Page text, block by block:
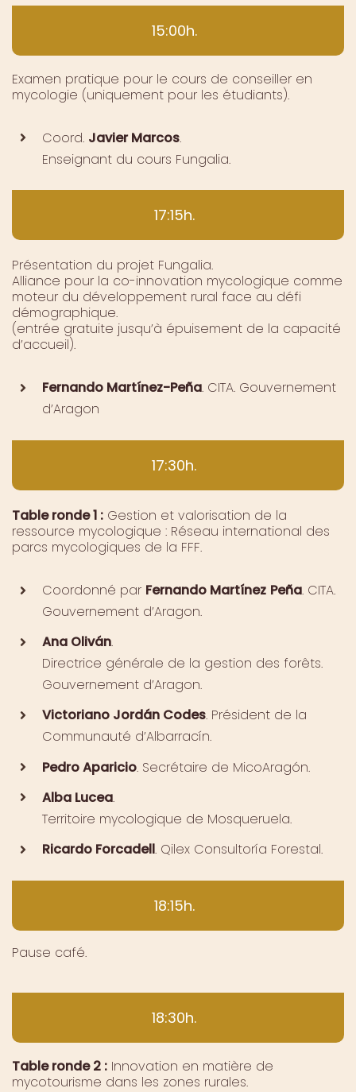
15:00h.
Examen pratique pour le cours de conseiller en
mycologie (uniquement pour les étudiants).
Coord. Javier Marcos.
Enseignant du cours Fungalia.
17:15h.
Présentation du projet Fungalia.
Alliance pour la co-innovation mycologique comme
moteur du développement rural face au défi
démographique.
(entrée gratuite jusqu’à épuisement de la capacité
d’accueil).
Fernando Martínez-Peña. CITA. Gouvernement
d’Aragon
17:30h.
Table ronde 1 :Gestion et valorisation de la
ressource mycologique : Réseau international des
parcs mycologiques de la FFF.
Coordonné par Fernando Martínez Peña. CITA.
Gouvernement d’Aragon.
Ana Oliván.
Directrice générale de la gestion des forêts.
Gouvernement d’Aragon.
Victoriano Jordán Codes. Président de la
Communauté d’Albarracín.
Pedro Aparicio. Secrétaire de MicoAragón.
Alba Lucea.
Territoire mycologique de Mosqueruela.
Ricardo Forcadell. Qilex Consultoría Forestal.
18:15h.
Pause café.
18:30h.
Table ronde 2 :Innovation en matière de
mycotourisme dans les zones rurales.